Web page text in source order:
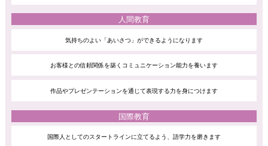
人間教育
気持ちのよい「あいさつ」ができるようになります
お客様との信頼関係を築く コミュニケーション能力を養います
作品やプレゼンテーションを通じて表現する力を身につけます
国際教育
国際人としてのスタートラインに立てるよう、 語学力を磨きます